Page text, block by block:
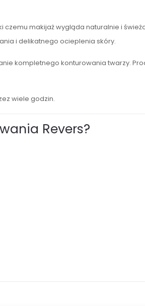
makijaż wygląda naturalnie i
i delikatnego ocieplenia skóry.
kompletnego konturowania twarzy.
wiele godzin.
Revers?